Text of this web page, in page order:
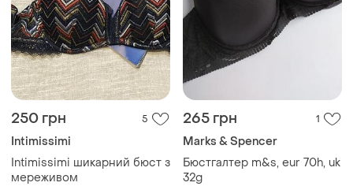
250 грн 5
Intimissimi
Intimissimi шикарний бюст з
мереживом
265 грн 1
Marks & Spencer
Бюстгалтер m&s, eur 70h, uk
32g